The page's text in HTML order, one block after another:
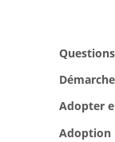
Adopter
Adoption